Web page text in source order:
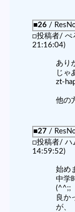
■26 /
□投稿者/ ぺ
21:16:04)
あり
じゃ
zt-
他の
■27 /
□投稿者/ ハ
14:59:52)
始め
中学
(^^;;
良か
が、